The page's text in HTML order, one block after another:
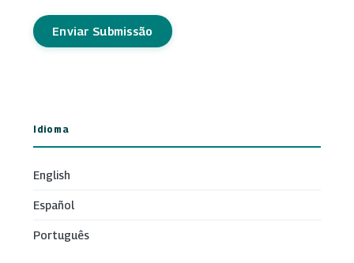
Enviar Submissão
Idioma
English
Español
Português